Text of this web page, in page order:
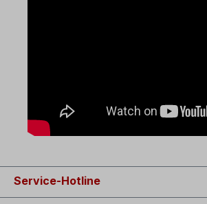
Service-Hotline